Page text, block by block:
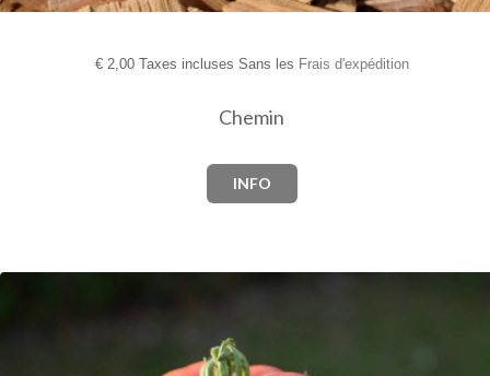
€2,00 Taxes incluses Sans les Frais d'expédition
Chemin
INFO